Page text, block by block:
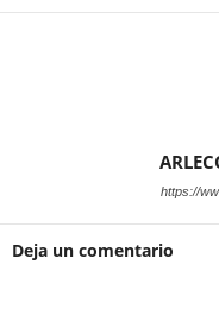
https://
Deja un comentario